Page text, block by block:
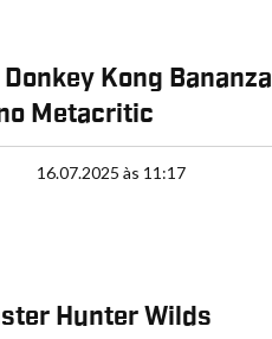
Donkey Kong Bananza
Metacritic
16.07.2025 às 11:17
Hunter Wilds